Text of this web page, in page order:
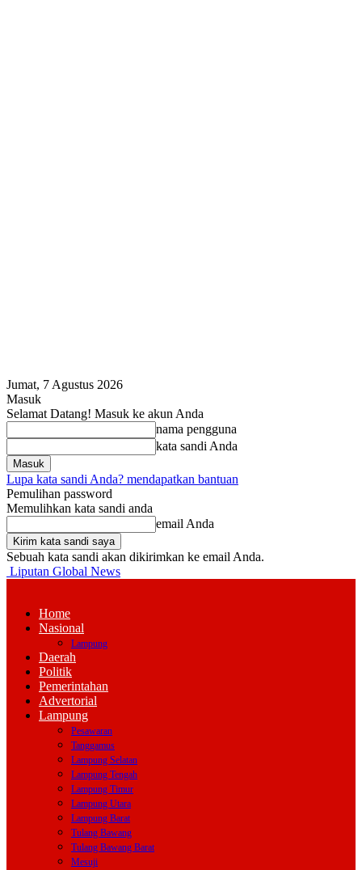
Jumat, 7 Agustus 2026
Masuk
Selamat Datang! Masuk ke akun Anda
nama pengguna
kata sandi Anda
Lupa kata sandi Anda? mendapatkan bantuan
Pemulihan password
Memulihkan kata sandi anda
email Anda
Sebuah kata sandi akan dikirimkan ke email Anda.
Liputan Global News
Home
Nasional
Lampung
Daerah
Politik
Pemerintahan
Advertorial
Lampung
Pesawaran
Tanggamus
Lampung Selatan
Lampung Tengah
Lampung Timur
Lampung Utara
Lampung Barat
Tulang Bawang
Tulang Bawang Barat
Mesuji